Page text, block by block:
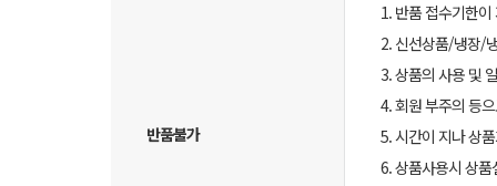
반품불가
1. 반품 접수기한이
2. 신선상품/냉장/
3. 상품의 사용 및
4. 회원 부주의 등
5. 시간이 지나 상
6. 상품사용시 상